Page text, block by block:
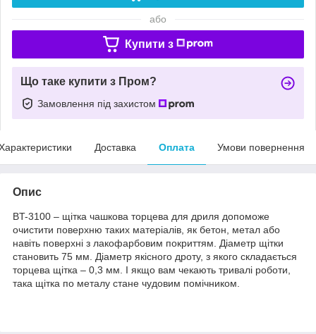
або
Купити з
Що таке купити з Пром?
Замовлення під захистом
Доставка Оплата Умови повернення
Опис
BT-3100 – щітка чашкова торцева для дриля допоможе
очистити поверхню таких матеріалів, як бетон, метал або
навіть поверхні з лакофарбовим покриттям. Діаметр щітки
становить 75 мм. Діаметр якісного дроту, з якого складається
торцева щітка – 0,3 мм. І якщо вам чекають тривалі роботи,
така щітка по металу стане чудовим помічником.